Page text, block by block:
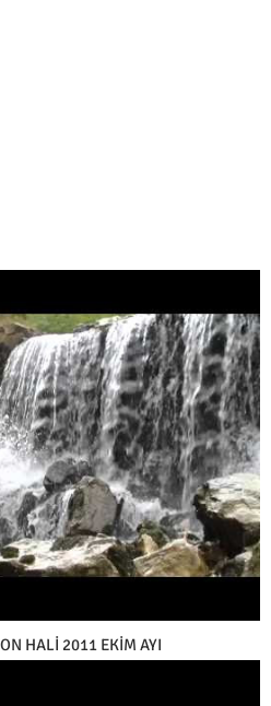
HALİ 2011 EKİM AYI